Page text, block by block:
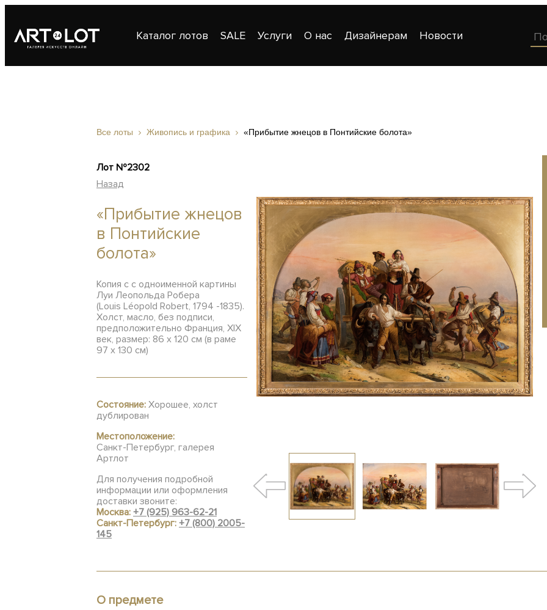
Каталог лотов SALE Услуги О нас Дизайнерам Новости
Все лоты Живопись и графика «Прибытие жнецов в Понтийские болота»
Лот №2302
Назад
«Прибытие жнецов
в Понтийские
болота»
Копия с с одноименной картины
Луи Леопольда Робера
(Louis Léopold Robert, 1794 -1835).
Холст, масло, без подписи,
предположительно Франция, XIX
век, размер: 86 х 120 см (в раме
97 х 130 см)
Состояние: Хорошее, холст
дублирован
Местоположение:
Санкт-Петербург, галерея
Артлот
Для получения подробной
информации или оформления
доставки звоните:
Москва: +7 (925) 963-62-21
Санкт-Петербург: +7 (800) 2005-
145
О предмете